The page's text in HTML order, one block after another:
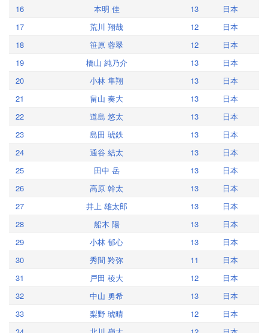
16 本明 佳 13
日本
17
荒川 翔哉 12
日本
18
笹原 蓉翠 12
日本
19
橋山 純乃介 13
日本
20
小林 隼翔 13
日本
21
畠山 奏大 13
日本
22
道島 悠太 13
日本
23
島田 琥鉄 13
日本
24
通谷 結太 13
日本
25
田中 岳 13
日本
26
高原 幹太 13
日本
27
井上 雄太郎 13
日本
28
船木 陽 13
日本
29
小林 郁心 13
日本
30
秀間 羚弥 11
日本
31
戸田 稜大 12
日本
32
中山 勇希 13
日本
33
梨野 琥晴 12
日本